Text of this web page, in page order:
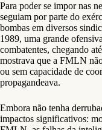
Para poder se impor nas
seguiam por parte do
bombas em diversos
1989, uma grande
combatentes, chegando
mostrava que a FMLN
ou sem capacidade de
propagandeava.
Embora não tenha
impactos significativos: